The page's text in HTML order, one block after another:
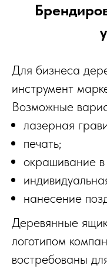
Для бизнеса
инструмент
Возможные
лазерная
печать;
окрашивание
нанесение
Деревянные
логотипом
востребованы